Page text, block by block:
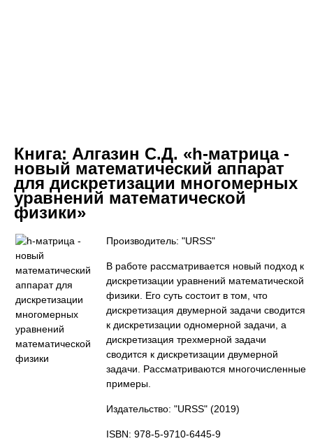
Книга: Алгазин С.Д. «h-матрица -
новый математический аппарат
для дискретизации многомерных
уравнений математической
физики»
Производитель: "URSS"
В работе рассматривается новый подход к
дискретизации уравнений математической
физики. Его суть состоит в том, что
дискретизация двумерной задачи сводится
к дискретизации одномерной задачи, а
дискретизация трехмерной задачи
сводится к дискретизации двумерной
задачи. Рассматриваются многочисленные
примеры.
Издательство: "URSS" (2019)
ISBN: 978-5-9710-6445-9